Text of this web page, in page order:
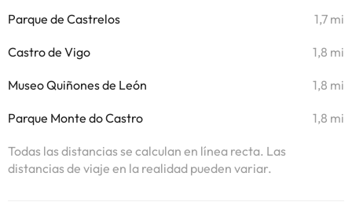
Parque de Castrelos 1,7 mi
Castro de Vigo 1,8 mi
Museo Quiñones de León 1,8 mi
Parque Monte do Castro 1,8 mi
Todas las distancias se calculan en línea recta. Las
distancias de viaje en la realidad pueden variar.